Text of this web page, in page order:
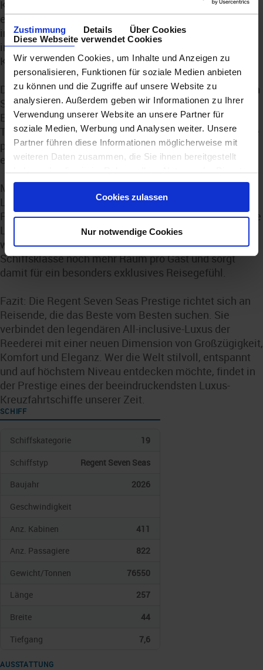
Zustimmung Details
Über Cookies
Diese Webseite verwendet Cookies
Wir verwenden Cookies, um Inhalte und Anzeigen zu
personalisieren, Funktionen für soziale Medien anbieten
zu können und die Zugriffe auf unsere Website zu
analysieren. Außerdem geben wir Informationen zu Ihrer
Verwendung unserer Website an unsere Partner für
soziale Medien, Werbung und Analysen weiter. Unsere
Partner führen diese Informationen möglicherweise mit
weiteren Daten zusammen, die Sie ihnen bereitgestellt
haben oder die sie im Rahmen Ihrer Nutzung der Dienste
gesammelt haben.
Cookies zulassen
Nur notwendige Cookies
Küsten und Ozeane. Kulinarisch dürfen sich Gäste auf
eine außergewöhnliche Vielfalt freuen – von
internationalen Gourmetrestaurants bis hin zu
innovativen Genusskonzepten, die selbst erfahrene
Kreuzfahrer begeistern werden.
Dabei bleibt die Prestige den Werten von Regent Seven
Seas Cruises treu: nahezu alles ist bereits inklusive.
Exzellente Restaurants, hochwertige Getränke,
Trinkgelder, zahlreiche Landausflüge und der berühmte
persönliche Service sorgen dafür, dass sich Gäste vom
ersten Moment an vollkommen entspannen können.
Modernste Wellness- und Spa-Bereiche, elegante
Lounges, großzügige Außendecks und zahlreiche
Rückzugsmöglichkeiten schaffen eine Atmosphäre, die
Luxus nicht inszeniert, sondern selbstverständlich
wirken lässt. Gleichzeitig eröffnet die neue
Schiffsklasse noch mehr Raum pro Gast und sorgt
damit für ein besonders exklusives Reisegefühl.
Fazit: Die Regent Seven Seas Prestige richtet sich an
Reisende, die das Beste vom Besten suchen. Sie
verbindet den legendären All-inclusive-Luxus der
Reederei mit einer neuen Dimension von Großzügigkeit,
Komfort und Eleganz. Wer die Welt stilvoll, entspannt
und auf höchstem Niveau entdecken möchte, findet in
der Prestige eines der beeindruckendsten Luxus-
Kreuzfahrtschiffe unserer Zeit.
SCHIFF
Schiffskategorie
19
Schiffstyp
Regent Seven Seas
Baujahr
2026
Geschwindigkeit
Anz. Kabinen
411
Anz. Passagiere
822
Gewicht/Tonnen
76550
Länge
257
Breite
44
Tiefgang
7,6
AUSSTATTUNG